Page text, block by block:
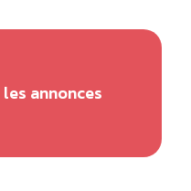
annonces